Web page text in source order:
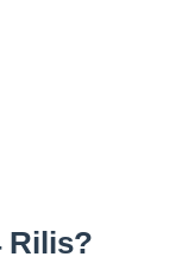
Rilis?